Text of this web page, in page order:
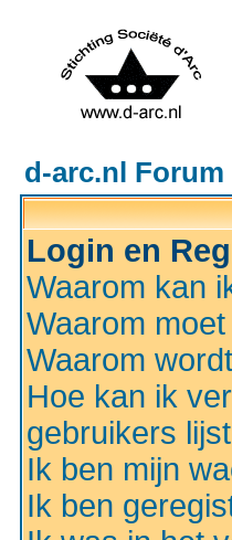
d-arc.nl Forum
Login en
Waarom kan
Waarom
Waarom
Hoe kan ik
gebruikers
Ik ben mijn
Ik ben